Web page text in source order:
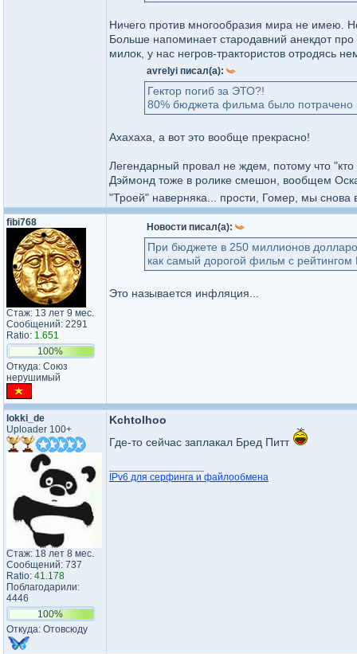
Ничего против многообразия мира не имею.
Больше напоминает стародавний анекдот
милок, у нас негров-трактористов отродясь
avrelyi писал(а):
Гектор погиб за ЭТО?!
80% бюджета фильма было потрачено
Ахахаха, а вот это вообще прекрасно!
Легендарный провал не ждем, потому что
Дэймонд тоже в ролике смешон, вообщем
"Троей" наверняка... прости, Гомер, мы снова
fibi768
Стаж: 13 лет 9 мес.
Сообщений: 2291
Ratio: 1.651
100%
Откуда: Союз
нерушимый
Новости писал(а):
При бюджете в 250 миллионов
как самый дорогой фильм с рейтингом
Это называется инфляция...
lokki_de
Uploader 100+
Стаж: 18 лет 8 мес.
Сообщений: 737
Ratio: 41.178
Поблагодарили:
4446
100%
Откуда: Отовсюду
Kchtolhoo
Где-то сейчас заплакал Бред Питт
IPv6 для серфинга и файлообмена